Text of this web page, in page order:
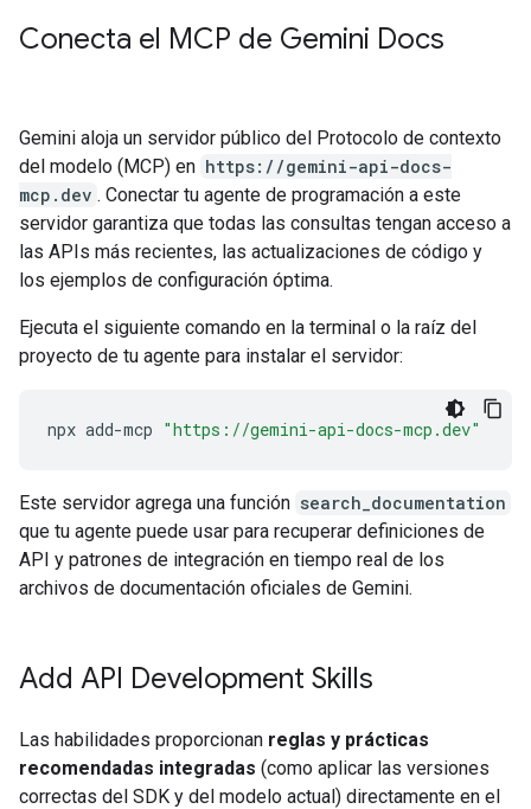
Conecta el MCP de Gemini Docs
Gemini aloja un servidor público del Protocolo de contexto
del modelo (MCP) en https://gemini-api-docs-
mcp.dev . Conectar tu agente de programación a este
servidor garantiza que todas las consultas tengan acceso a
las APIs más recientes, las actualizaciones de código y
los ejemplos de configuración óptima.
Ejecuta el siguiente comando en la terminal o la raíz del
proyecto de tu agente para instalar el servidor:
npx add-mcp "https://gemini-api-docs-mcp.dev"
Este servidor agrega una función search_documentation
que tu agente puede usar para recuperar definiciones de
API y patrones de integración en tiempo real de los
archivos de documentación oficiales de Gemini.
Add API Development Skills
Las habilidades proporcionan reglas y prácticas
recomendadas integradas (como aplicar las versiones
correctas del SDK y del modelo actual) directamente en el